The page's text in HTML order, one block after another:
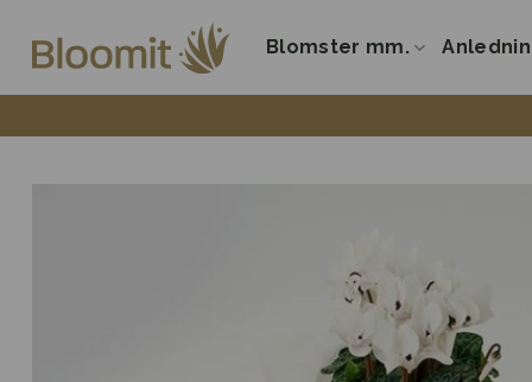
indhold
Blomster mm.